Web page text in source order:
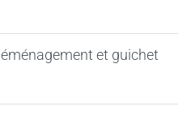
et guichet